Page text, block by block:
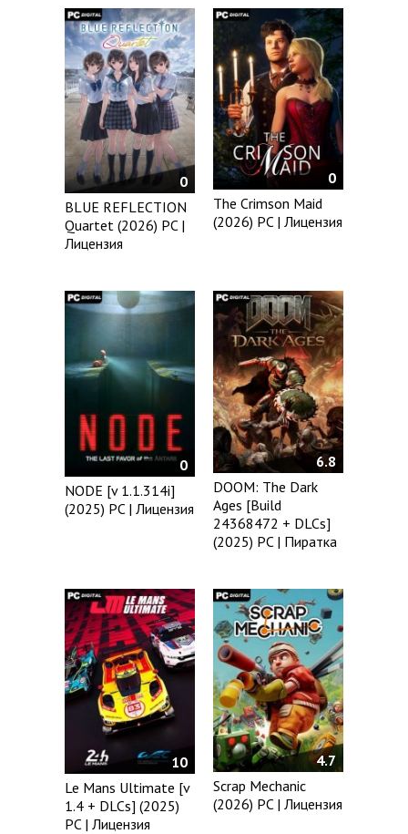
0
BLUE REFLECTION
Quartet (2026) PC |
Лицензия
0
The Crimson Maid
(2026) PC | Лицензия
0
NODE [v 1.1.314i]
(2025) PC | Лицензия
6.8
DOOM: The Dark
Ages [Build
24368472 + DLCs]
(2025) PC | Пиратка
10
Le Mans Ultimate [v
1.4 + DLCs] (2025)
PC | Лицензия
4.7
Scrap Mechanic
(2026) PC | Лицензия